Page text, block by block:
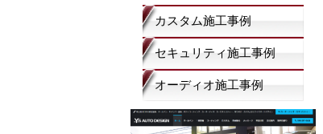
カスタム施工事例
セキュリティ施工事例
オーディオ施工事例